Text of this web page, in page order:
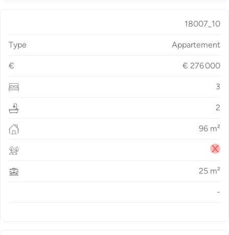
18007_10
Type Appartement
€ € 276 000
3
2
96 m²
25 m²
-